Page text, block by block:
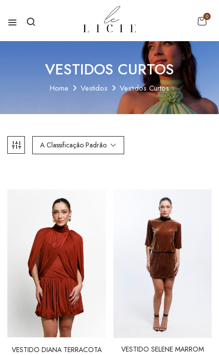
0
VESTIDOS CURTOS
Home Vestidos Vestidos Curtos
A Classificação Padrão
VESTIDO DIANA TERRACOTA
VESTIDO SELENE MARROM